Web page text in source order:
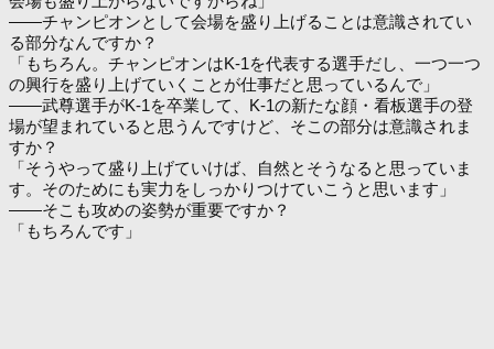
――チャンピオンとして会場を盛り上げることは意識されてい
る部分なんですか？
「もちろん。チャンピオンはK-1を代表する選手だし、一つ一つ
の興行を盛り上げていくことが仕事だと思っているんで」
――武尊選手がK-1を卒業して、K-1の新たな顔・看板選手の登
場が望まれていると思うんですけど、そこの部分は意識されま
すか？
「そうやって盛り上げていけば、自然とそうなると思っていま
す。そのためにも実力をしっかりつけていこうと思います」
――そこも攻めの姿勢が重要ですか？
「もちろんです」